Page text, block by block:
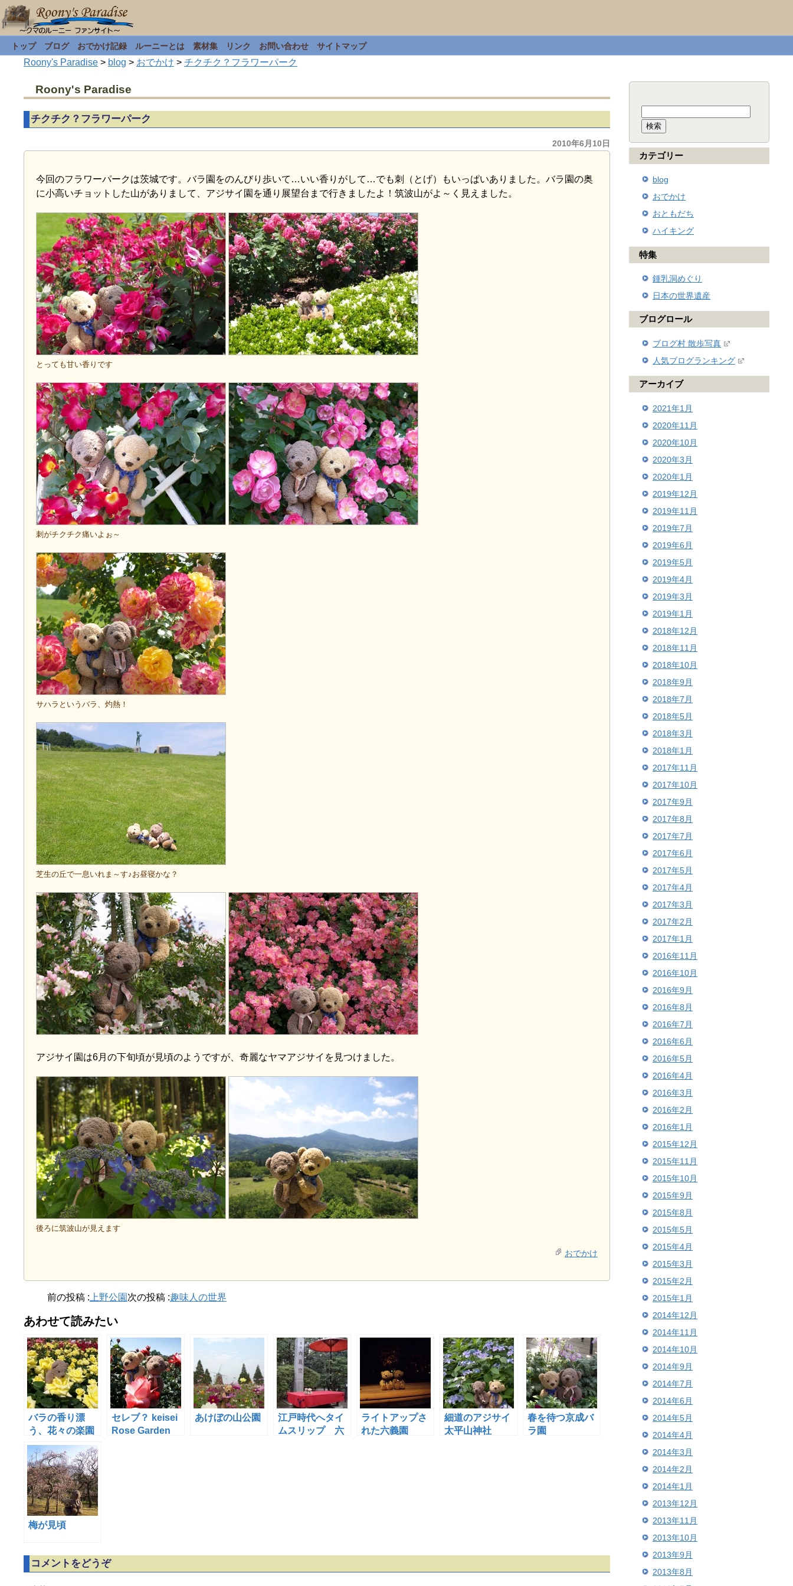
トップ ブログ おでかけ記録 ルーニーとは 素材集 リンク お問い合わせ サイトマップ
Roony's Paradise > blog > おでかけ > チクチク？フラワーパーク
Roony's Paradise
チクチク？フラワーパーク
2010年6月10日
今回のフラワーパークは茨城です。バラ園をのんびり歩いて…いい香りがして…でも刺（とげ）もいっぱいありました。バラ園の奥
に小高いチョットした山がありまして、アジサイ園を通り展望台まで行きましたよ！筑波山がよ～く見えました。
とっても甘い香りです
刺がチクチク痛いよぉ～
サハラというバラ、灼熱！
芝生の丘で一息いれま～す♪お昼寝かな？
アジサイ園は6月の下旬頃が見頃のようですが、奇麗なヤマアジサイを見つけました。
後ろに筑波山が見えます
おでかけ
前の投稿 : 上野公園 次の投稿 :趣味人の世界
あわせて読みたい
バラの香り漂
う、花々の楽園
セレブ？ keisei
Rose Garden
あけぼの山公園
江戸時代へタイ
ムスリップ 六
ライトアップさ
れた六義園
細道のアジサイ
太平山神社
春を待つ京成バ
ラ園
梅が見頃
コメントをどうぞ
カテゴリー
blog
おでかけ
おともだち
ハイキング
特集
鍾乳洞めぐり
日本の世界遺産
ブログロール
ブログ村 散歩写真
人気ブログランキング
アーカイブ
2021年1月
2020年11月
2020年10月
2020年3月
2020年1月
2019年12月
2019年11月
2019年7月
2019年6月
2019年5月
2019年4月
2019年3月
2019年1月
2018年12月
2018年11月
2018年10月
2018年9月
2018年7月
2018年5月
2018年3月
2018年1月
2017年11月
2017年10月
2017年9月
2017年8月
2017年7月
2017年6月
2017年5月
2017年4月
2017年3月
2017年2月
2017年1月
2016年11月
2016年10月
2016年9月
2016年8月
2016年7月
2016年6月
2016年5月
2016年4月
2016年3月
2016年2月
2016年1月
2015年12月
2015年11月
2015年10月
2015年9月
2015年8月
2015年5月
2015年4月
2015年3月
2015年2月
2015年1月
2014年12月
2014年11月
2014年10月
2014年9月
2014年7月
2014年6月
2014年5月
2014年4月
2014年3月
2014年2月
2014年1月
2013年12月
2013年11月
2013年10月
2013年9月
2013年8月